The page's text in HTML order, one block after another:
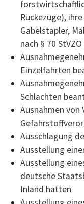
Rückezüge),
Gabelstapler,
nach § 70
Einzelfahrten
Schlachten
Ausnahmen von
Ausschlagung
Ausstellung
Ausstellung
deutsche
Inland hatten